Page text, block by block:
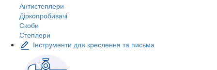
Антистеплери
Діркопробивачі
Скоби
Степлери
Інструменти для креслення та письма